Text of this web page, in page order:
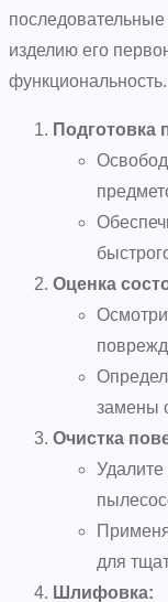
изделию его
функциональность.
Подготовка
Оценка
замены
Очистка
для
Шлифовка: